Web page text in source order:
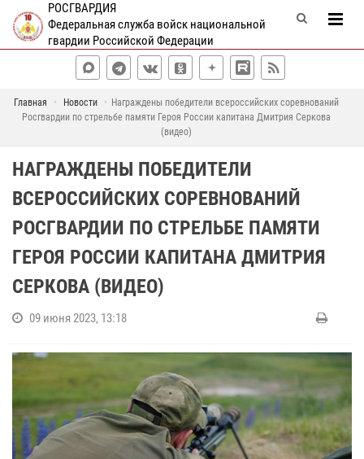
РОСГВАРДИЯ
Федеральная служба войск национальной
гвардии Российской Федерации
Главная Новости
Награждены победители всероссийских соревнований
Росгвардии по стрельбе памяти Героя России капитана Дмитрия Серкова
(видео)
НАГРАЖДЕНЫ ПОБЕДИТЕЛИ
ВСЕРОССИЙСКИХ СОРЕВНОВАНИЙ
РОСГВАРДИИ ПО СТРЕЛЬБЕ ПАМЯТИ
ГЕРОЯ РОССИИ КАПИТАНА ДМИТРИЯ
СЕРКОВА (ВИДЕО)
09 июня 2023, 13:18